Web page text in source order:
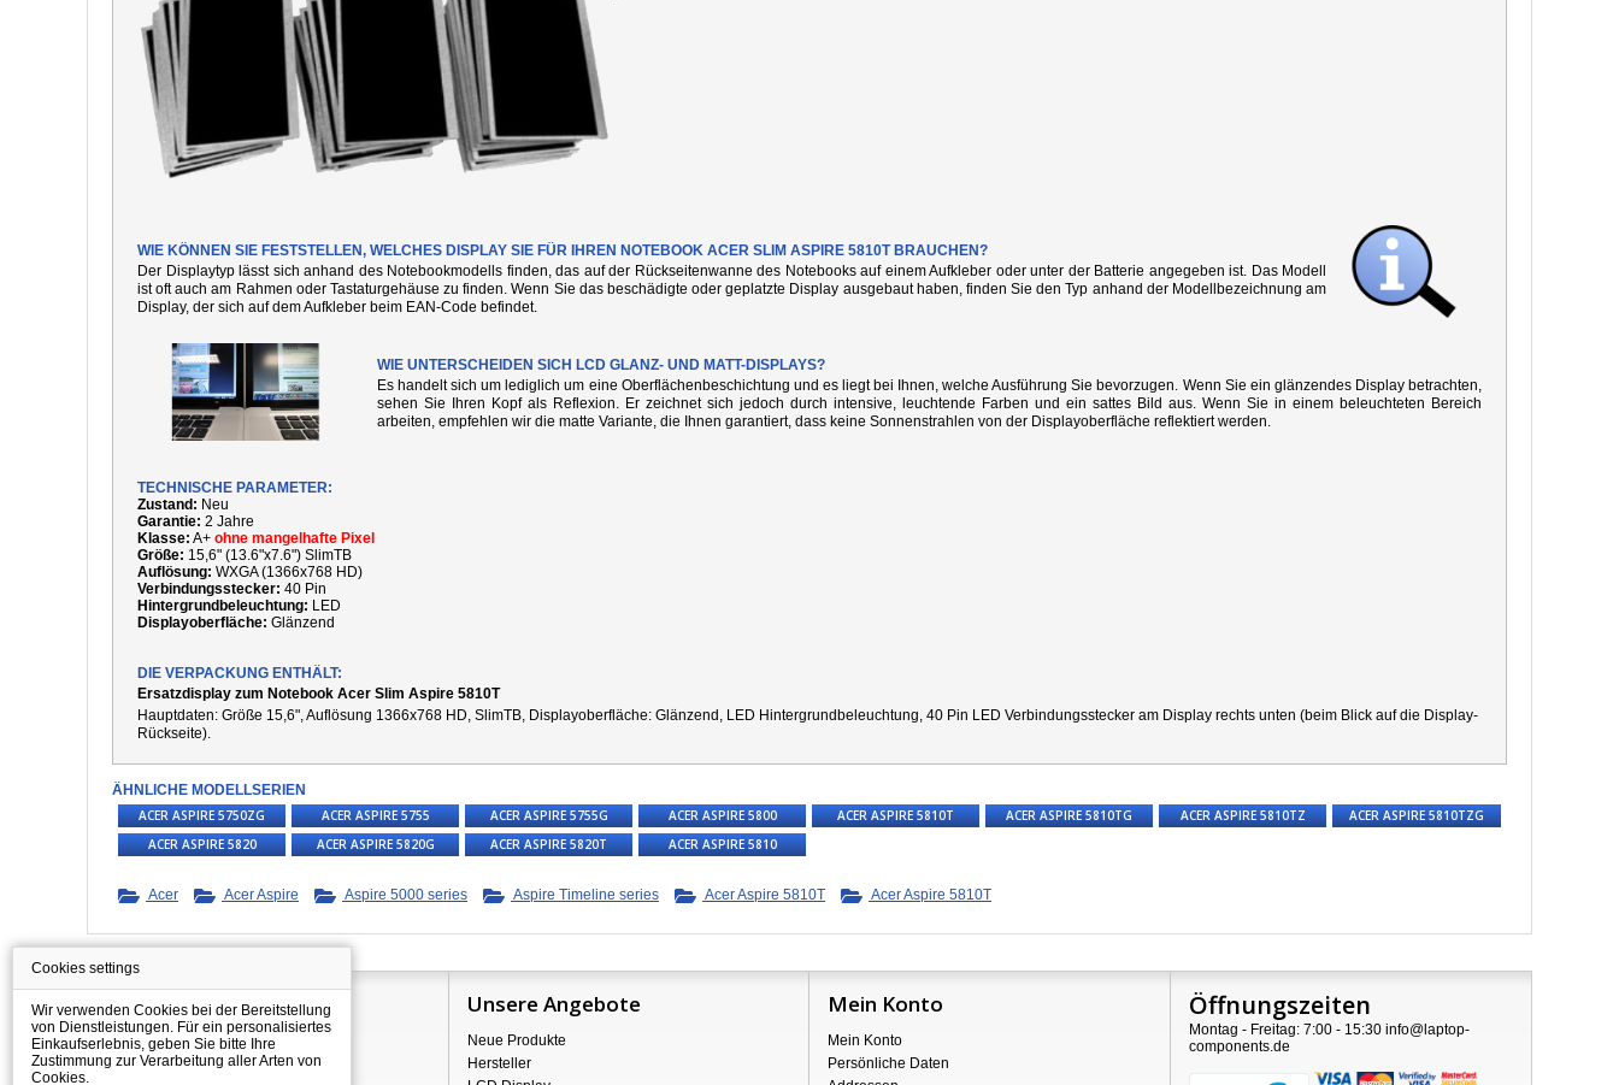
WIE KÖNNEN SIE FESTSTELLEN, WELCHES DISPLAY SIE FÜR IHREN NOTEBOOK ACER SLIM ASPIRE 5810T BRAUCHEN?
Der Displaytyp lässt sich anhand des Notebookmodells finden, das auf der Rückseitenwanne des Notebooks auf einem Aufkleber oder unter der Batterie angegeben ist. Das Modell
ist oft auch am Rahmen oder Tastaturgehäuse zu finden. Wenn Sie das beschädigte oder geplatzte Display ausgebaut haben, finden Sie den Typ anhand der Modellbezeichnung am
Display, der sich auf dem Aufkleber beim EAN-Code befindet.
WIE UNTERSCHEIDEN SICH LCD GLANZ- UND MATT-DISPLAYS?
Es handelt sich um lediglich um eine Oberflächenbeschichtung und es liegt bei Ihnen, welche Ausführung Sie bevorzugen. Wenn Sie ein glänzendes Display betrachten,
sehen Sie Ihren Kopf als Reflexion. Er zeichnet sich jedoch durch intensive, leuchtende Farben und ein sattes Bild aus. Wenn Sie in einem beleuchteten Bereich
arbeiten, empfehlen wir die matte Variante, die Ihnen garantiert, dass keine Sonnenstrahlen von der Displayoberfläche reflektiert werden.
TECHNISCHE PARAMETER:
Zustand: Neu
Garantie: 2 Jahre
Klasse: A+ ohne mangelhafte Pixel
Größe: 15,6" (13.6"x7.6") SlimTB
Auflösung: WXGA (1366x768 HD)
Verbindungsstecker: 40 Pin
Hintergrundbeleuchtung: LED
Displayoberfläche: Glänzend
DIE VERPACKUNG ENTHÄLT:
Ersatzdisplay zum Notebook Acer Slim Aspire 5810T
Hauptdaten: Größe 15,6", Auflösung 1366x768 HD, SlimTB, Displayoberfläche: Glänzend, LED Hintergrundbeleuchtung, 40 Pin LED Verbindungsstecker am Display rechts unten (beim Blick auf die Display-
Rückseite).
ÄHNLICHE MODELLSERIEN
ACER ASPIRE 5750ZG
ACER ASPIRE 5755 ACER ASPIRE 5755G ACER ASPIRE 5800 ACER ASPIRE 5810T ACER ASPIRE 5810TG ACER ASPIRE 5810TZ
ACER ASPIRE 5810TZG
ACER ASPIRE 5820
ACER ASPIRE 5820G ACER ASPIRE 5820T ACER ASPIRE 5810
Acer Acer Aspire Aspire 5000 series Aspire Timeline series Acer Aspire 5810T Acer Aspire 5810T
Information
Über Shopping
Versand
Unsere Angebote
Neue Produkte
Hersteller
Mein Konto
Mein Konto
Persönliche Daten
Öffnungszeiten
Montag - Freitag: 7:00 - 15:30 info@laptop-
components.de
Cookies settings
Wir verwenden Cookies bei der Bereitstellung
von Dienstleistungen. Für ein personalisiertes
Einkaufserlebnis, geben Sie bitte Ihre
Zustimmung zur Verarbeitung aller Arten von
Cookies.